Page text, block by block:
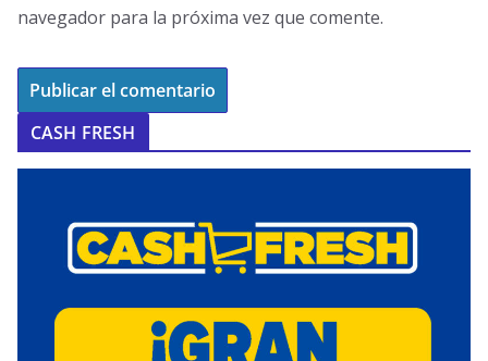
navegador para la próxima vez que comente.
CASH FRESH